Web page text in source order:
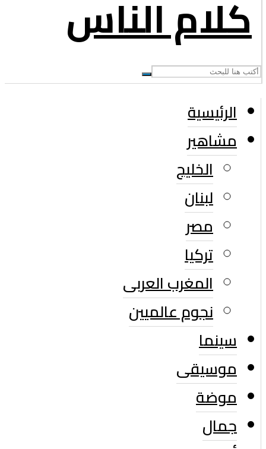
الرئيسية
مشاهير
الخليج
لبنان
مصر
تركيا
المغرب العربى
نجوم عالميين
سينما
موسيقى
موضة
جمال